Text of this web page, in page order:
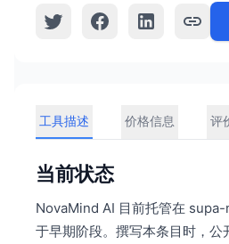
工具描述 价格信息 评
当前状态
NovaMind AI 目前托管在
于早期阶段。撰写本条目时，公